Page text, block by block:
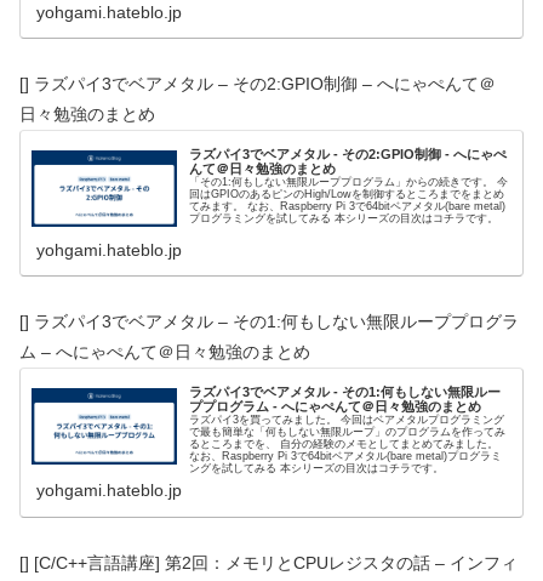
yohgami.hateblo.jp
[] ラズパイ3でベアメタル – その2:GPIO制御 – へにゃぺんて＠
日々勉強のまとめ
ラズパイ3でベアメタル - その2:GPIO制御 - へにゃぺ
んて＠日々勉強のまとめ
「その1:何もしない無限ループプログラム」からの続きです。 今
回はGPIOのあるピンのHigh/Lowを制御するところまでをまとめ
てみます。 なお、Raspberry Pi 3で64bitベアメタル(bare metal)
プログラミングを試してみる 本シリーズの目次はコチラです。
yohgami.hateblo.jp
[] ラズパイ3でベアメタル – その1:何もしない無限ループプログラ
ム – へにゃぺんて＠日々勉強のまとめ
ラズパイ3でベアメタル - その1:何もしない無限ルー
ププログラム - へにゃぺんて＠日々勉強のまとめ
ラズパイ3を買ってみました。 今回はベアメタルプログラミング
で最も簡単な「何もしない無限ループ」のプログラムを作ってみ
るところまでを、 自分の経験のメモとしてまとめてみました。
なお、Raspberry Pi 3で64bitベアメタル(bare metal)プログラミ
ングを試してみる 本シリーズの目次はコチラです。
yohgami.hateblo.jp
[] [C/C++言語講座] 第2回：メモリとCPUレジスタの話 – インフィ